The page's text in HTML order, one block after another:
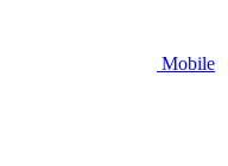
Mobile